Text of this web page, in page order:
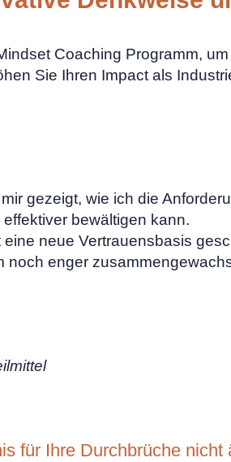
Coaching Programm,
Sie Ihren Impact als
gezeigt, wie ich die
bewältigen kann.
neue Vertrauensbasis
noch enger
für Ihre Durchbrüche